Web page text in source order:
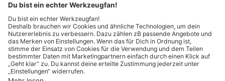
ImpressumAGBDatenschutzWiderruf Vertrag widerrufen
Alle Preise verstehen sich inkl. ges. MwSt. *Kostenloser Versand innerhalb
Deutschlands, bei Bestellungen ab 100,00 Euro.
© Copyright 2026 GOTOOLS GmbH - Alle Rechte vorbehalten. powered by
createyourtemplate